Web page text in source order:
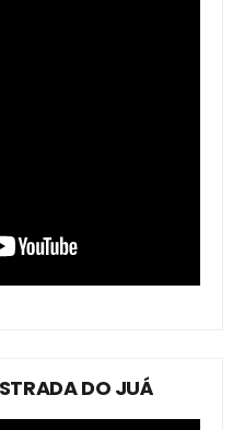
DO JUÁ